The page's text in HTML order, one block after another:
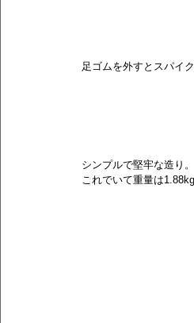
足ゴムを外すとスパイ
シンプルで堅牢な造り。
これでいて重量は